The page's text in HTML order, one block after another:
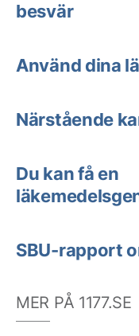
besvär
Använd dina
Närstående
Du kan få en
SBU-rapport
MER PÅ 1177.SE